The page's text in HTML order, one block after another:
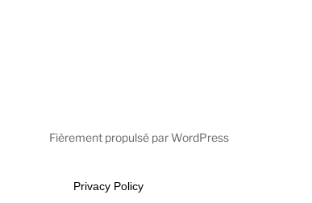
Fièrement propulsé par WordPress
Privacy Policy